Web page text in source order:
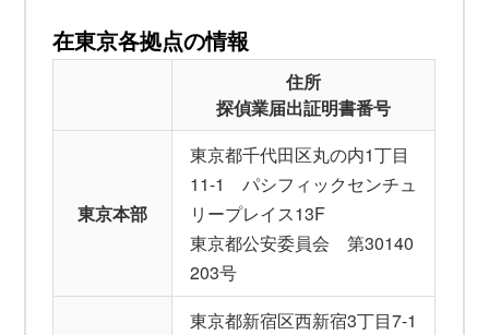
在東京各拠点の情報
住所
探偵業届出証明書番号
東京本部
東京都千代田区丸の内1丁目
11-1 パシフィックセンチュ
リープレイス13F
東京都公安委員会 第30140
203号
東京都新宿区西新宿3丁目7-1